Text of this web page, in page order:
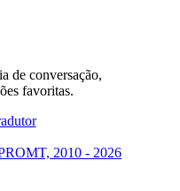
de conversação,
favoritas.
2010 - 2026